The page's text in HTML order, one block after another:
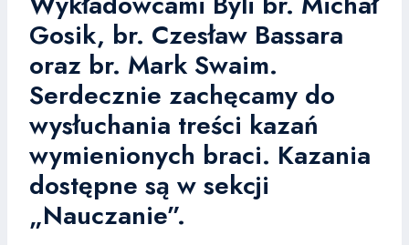
Gosik, br. Czesław Bassara
oraz br. Mark Swaim.
Serdecznie zachęcamy do
wysłuchania treści kazań
wymienionych braci. Kazania
dostępne są w sekcji
„Nauczanie”.